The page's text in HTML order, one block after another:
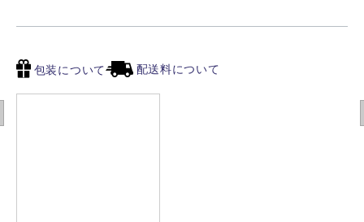
包装について 配送料について